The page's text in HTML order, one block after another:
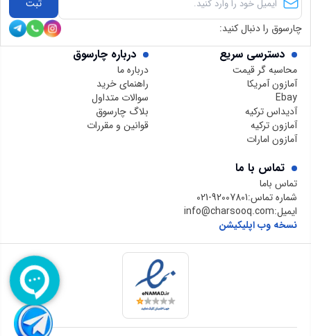
دسترسی سریع
محاسبه گر قیمت
آمازون آمریکا
Ebay
آدیداس ترکیه
آمازون ترکیه
آمازون امارات
درباره چارسوق
درباره ما
راهنمای خرید
سوالات متداول
بلاگ چارسوق
قوانین و مقررات
تماس با ما
تماس باما
شماره تماس:021-92007801
ایمیل:info@charsooq.com
نسخه وب اپلیکیشن
ثبت
چارسوق را دنبال کنید: